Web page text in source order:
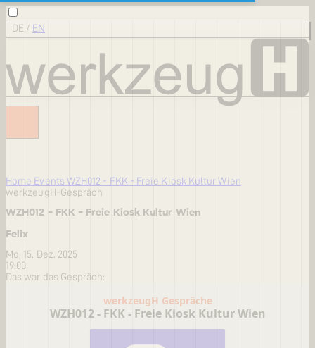
DE / EN
Home Events WZH012 - FKK - Freie Kiosk Kultur Wien
werkzeugH-Gespräch
WZH012 - FKK - Freie Kiosk Kultur Wien
Felix
Mo, 15. Dez. 2025
19:00
Das war das Gespräch: